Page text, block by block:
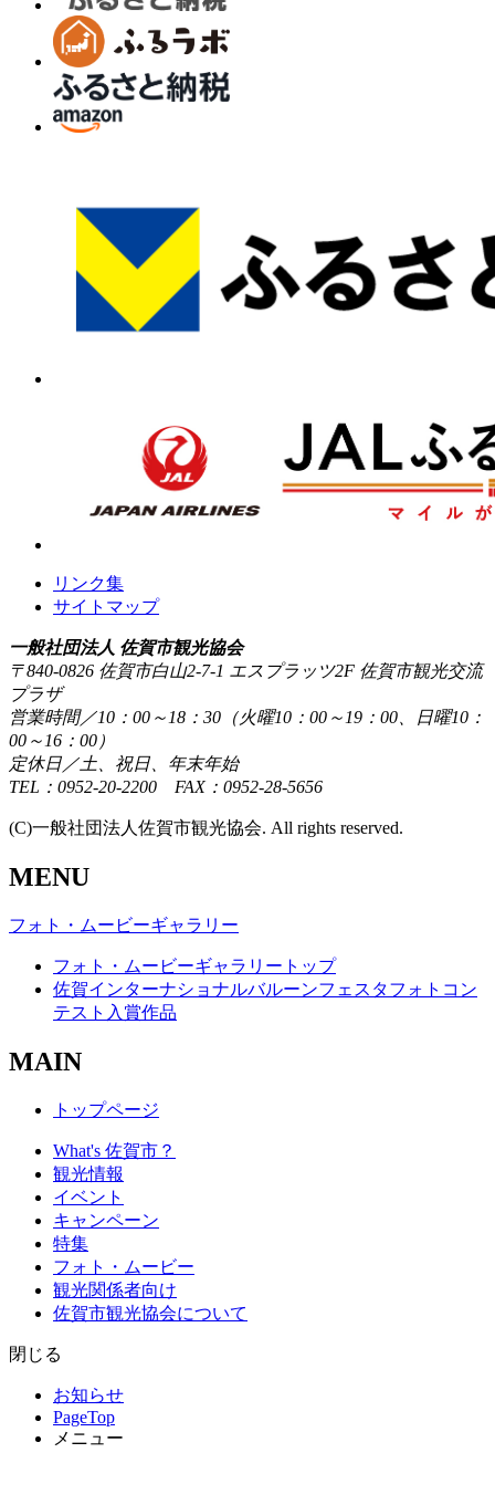
リンク集
サイトマップ
一般社団法人 佐賀市観光協会
〒840-0826 佐賀市白山2-7-1 エスプラッツ2F 佐賀市観光交流
プラザ
営業時間／10：00～18：30（火曜10：00～19：00、日曜10：
00～16：00）
定休日／土、祝日、年末年始
TEL：0952-20-2200 FAX：0952-28-5656
(C)一般社団法人佐賀市観光協会. All rights reserved.
MENU
フォト・ムービーギャラリー
フォト・ムービーギャラリートップ
佐賀インターナショナルバルーンフェスタフォトコン
テスト入賞作品
MAIN
トップページ
What's 佐賀市？
観光情報
イベント
キャンペーン
特集
フォト・ムービー
観光関係者向け
佐賀市観光協会について
閉じる
お知らせ
PageTop
メニュー